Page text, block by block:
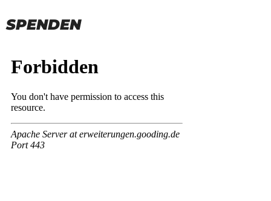
SPENDEN